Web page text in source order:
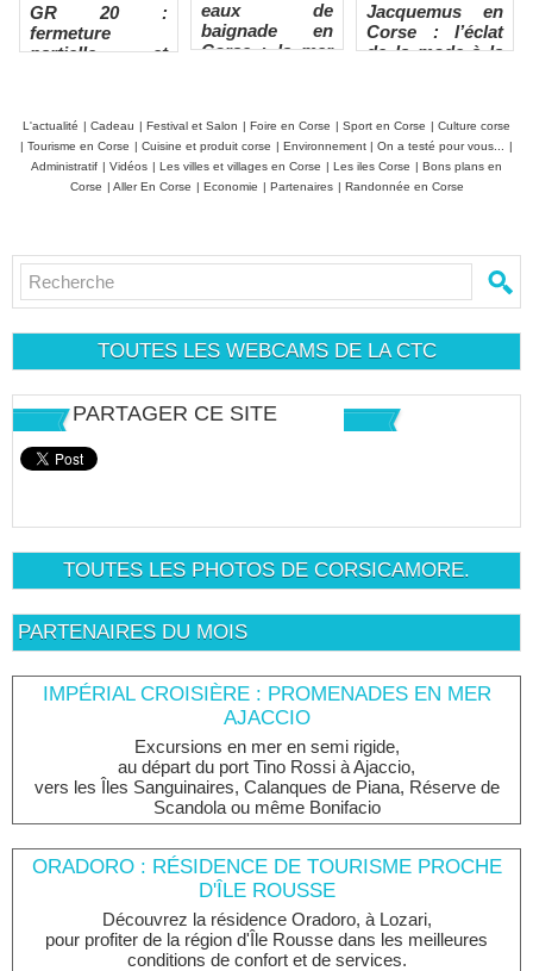
GR 20 :
fermeture
partielle et
eaux de
baignade en
Corse : la mer
Jacquemus en
Corse : l’éclat
de la mode à la
L'actualité | Cadeau | Festival et Salon | Foire en Corse | Sport en Corse | Culture corse
| Tourisme en Corse | Cuisine et produit corse | Environnement | On a testé pour vous...
|
Administratif | Vidéos | Les villes et villages en Corse | Les iles Corse | Bons plans en
Corse | Aller En Corse | Economie | Partenaires | Randonnée en Corse
TOUTES LES WEBCAMS DE LA CTC
PARTAGER CE SITE
TOUTES LES PHOTOS DE CORSICAMORE.
PARTENAIRES DU MOIS
IMPÉRIAL CROISIÈRE : PROMENADES EN MER
AJACCIO
Excursions en mer en semi rigide,
au départ du port Tino Rossi à Ajaccio,
vers les Îles Sanguinaires, Calanques de Piana, Réserve de
Scandola ou même Bonifacio
ORADORO : RÉSIDENCE DE TOURISME PROCHE
D'ÎLE ROUSSE
Découvrez la résidence Oradoro, à Lozari,
pour profiter de la région d'Île Rousse dans les meilleures
conditions de confort et de services.